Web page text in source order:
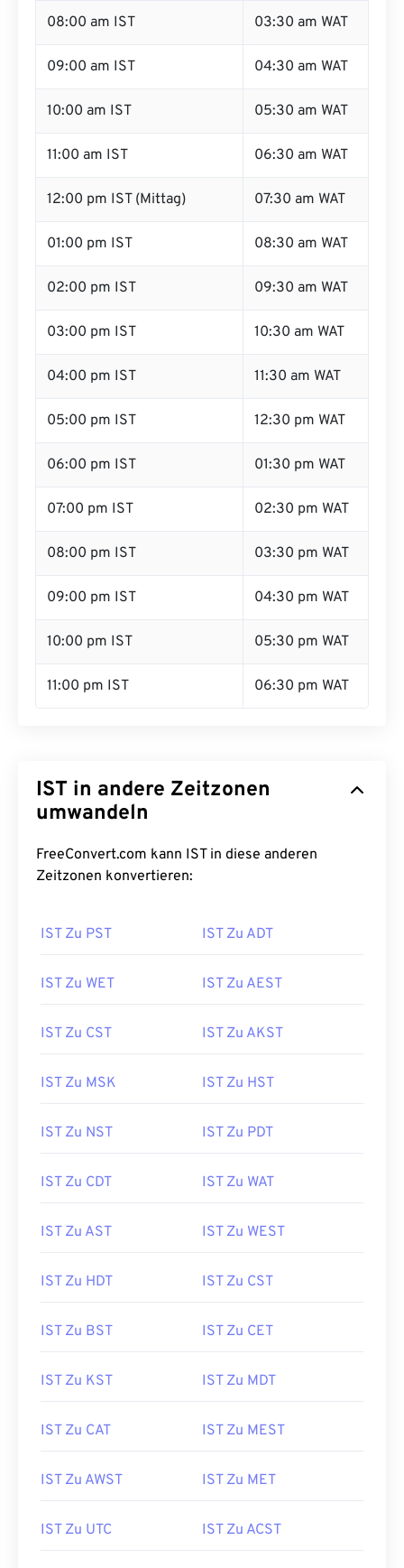
08:00 am IST 03:30 am WAT
09:00 am IST 04:30 am WAT
10:00 am IST 05:30 am WAT
11:00 am IST 06:30 am WAT
12:00 pm IST (Mittag) 07:30 am WAT
01:00 pm IST 08:30 am WAT
02:00 pm IST 09:30 am WAT
03:00 pm IST 10:30 am WAT
04:00 pm IST 11:30 am WAT
05:00 pm IST 12:30 pm WAT
06:00 pm IST 01:30 pm WAT
07:00 pm IST 02:30 pm WAT
08:00 pm IST 03:30 pm WAT
09:00 pm IST 04:30 pm WAT
10:00 pm IST 05:30 pm WAT
11:00 pm IST 06:30 pm WAT
IST in andere Zeitzonen
umwandeln
FreeConvert.com kann IST in diese anderen
Zeitzonen konvertieren:
IST Zu PST IST Zu ADT
IST Zu WET IST Zu AEST
IST Zu CST IST Zu AKST
IST Zu MSK IST Zu HST
IST Zu NST IST Zu PDT
IST Zu CDT IST Zu WAT
IST Zu AST IST Zu WEST
IST Zu HDT IST Zu CST
IST Zu BST IST Zu CET
IST Zu KST IST Zu MDT
IST Zu CAT IST Zu MEST
IST Zu AWST IST Zu MET
IST Zu UTC IST Zu ACST